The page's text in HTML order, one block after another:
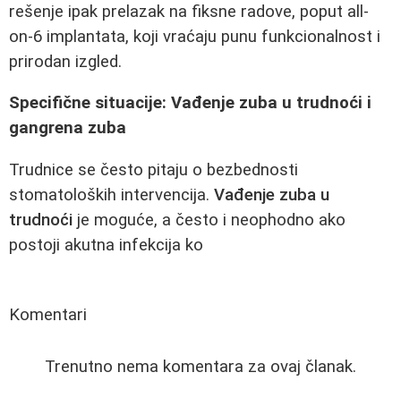
rešenje ipak prelazak na fiksne radove, poput all-
on-6 implantata, koji vraćaju punu funkcionalnost i
prirodan izgled.
Specifične situacije: Vađenje zuba u trudnoći i
gangrena zuba
Trudnice se često pitaju o bezbednosti
stomatoloških intervencija. Vađenje zuba u
trudnoći je moguće, a često i neophodno ako
postoji akutna infekcija ko
Komentari
Trenutno nema komentara za ovaj članak.